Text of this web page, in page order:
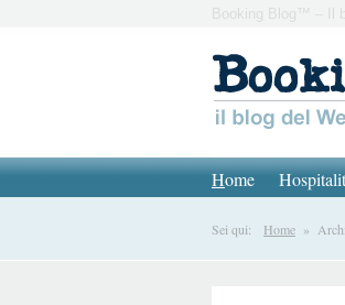
Booking Blog™ – Il
Home
Sei qui: Home »